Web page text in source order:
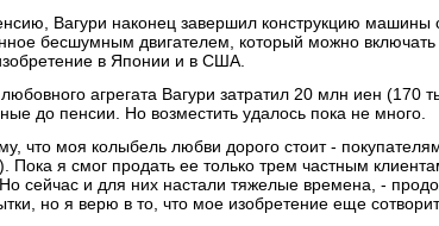
Вагури наконец завершил конструкцию
бесшумным двигателем, который можно включать
в Японии и в США.
агрегата Вагури затратил 20 млн иен (170
до пенсии. Но возместить удалось пока не много.
что моя колыбель любви дорого стоит -
Пока я смог продать ее только трем частным
сейчас и для них настали тяжелые времена, -
но я верю в то, что мое изобретение еще сотворит